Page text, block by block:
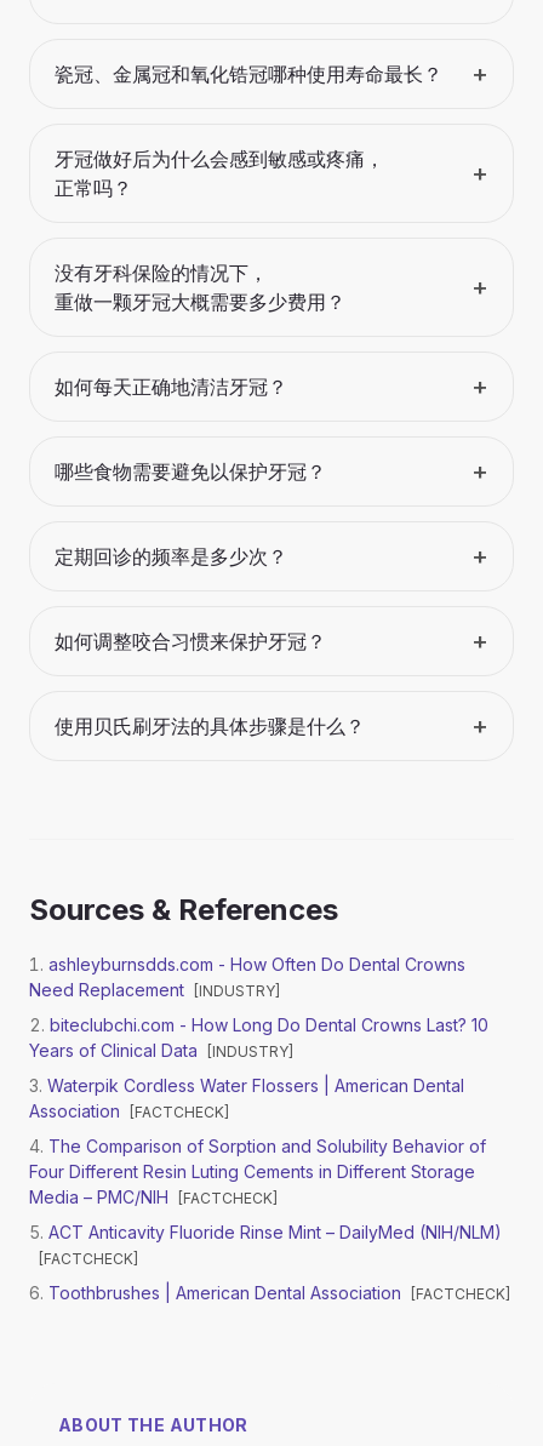
瓷冠、金属冠和氧化锆冠哪种使用寿命最长？ +
牙冠做好后为什么会感到敏感或疼痛，
正常吗？
+
没有牙科保险的情况下，
重做一颗牙冠大概需要多少费用？
+
如何每天正确地清洁牙冠？ +
哪些食物需要避免以保护牙冠？ +
定期回诊的频率是多少次？ +
如何调整咬合习惯来保护牙冠？ +
使用贝氏刷牙法的具体步骤是什么？ +
Sources & References
ashleyburnsdds.com - How Often Do Dental Crowns
Need Replacement
[INDUSTRY]
biteclubchi.com - How Long Do Dental Crowns Last? 10
Years of Clinical Data
[INDUSTRY]
Waterpik Cordless Water Flossers | American Dental
Association
[FACTCHECK]
The Comparison of Sorption and Solubility Behavior of
Four Different Resin Luting Cements in Different Storage
Media – PMC/NIH
[FACTCHECK]
ACT Anticavity Fluoride Rinse Mint – DailyMed (NIH/NLM)
[FACTCHECK]
Toothbrushes | American Dental Association [FACTCHECK]
ABOUT THE AUTHOR